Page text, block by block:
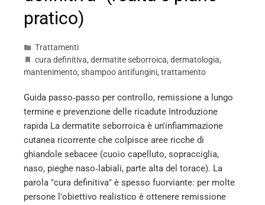
pratico)
Trattamenti
cura definitiva, dermatite seborroica, dermatologia,
mantenimento, shampoo antifungini, trattamento
Guida passo‑passo per controllo, remissione a lungo
termine e prevenzione delle ricadute Introduzione
rapida La dermatite seborroica è un'infiammazione
cutanea ricorrente che colpisce aree ricche di
ghiandole sebacee (cuoio capelluto, sopracciglia,
naso, pieghe naso‑labiali, parte alta del torace). La
parola "cura definitiva" è spesso fuorviante: per molte
persone l'obiettivo realistico è ottenere remissione